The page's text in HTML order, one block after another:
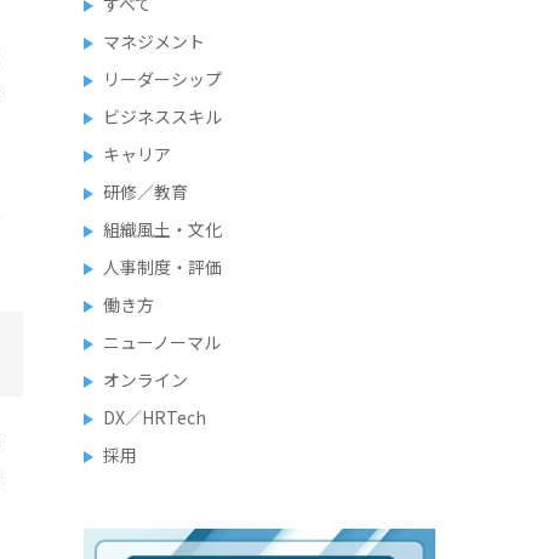
マネジメント
リーダーシップ
ビジネススキル
キャリア
研修／教育
組織風土・文化
人事制度・評価
働き方
ニューノーマル
オンライン
DX／HRTech
採用